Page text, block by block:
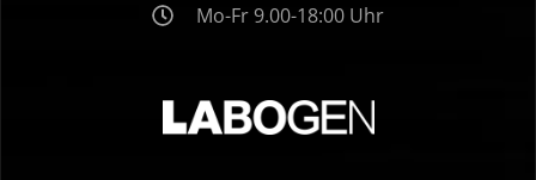
Mo-Fr 9.00-18:00 Uhr